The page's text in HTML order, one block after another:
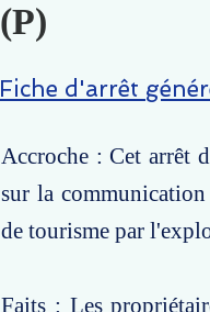
(P)
Fiche d'arrêt
Accroche : Cet arrêt
sur la
de tourisme par
Faits : Les